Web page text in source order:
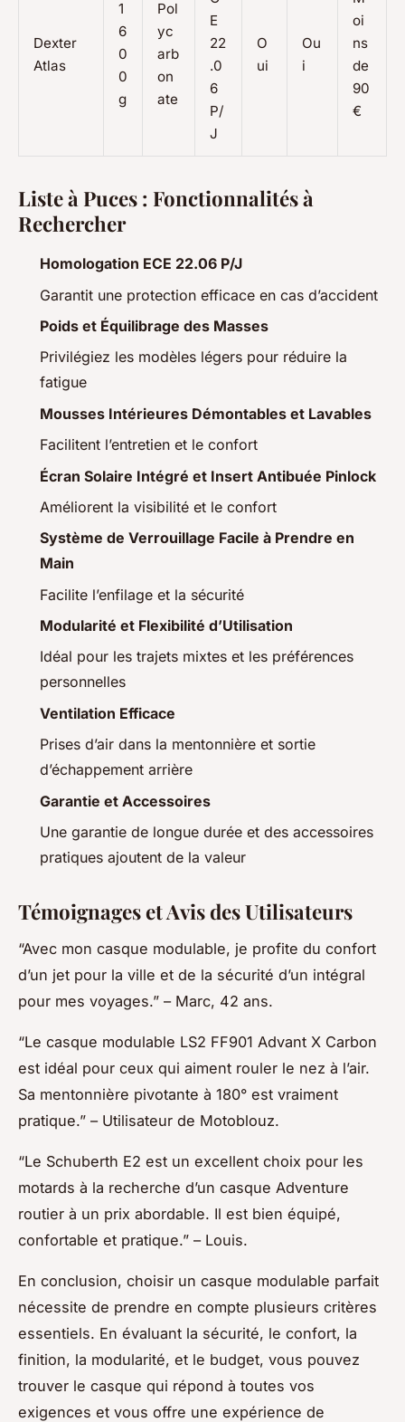
Dexter
Atlas
1
6
0
0
g
Pol
yc
arb
on
ate
E
22
.0
6
P/
J
O
ui
Ou
i
oi
ns
de
90
€
Liste à Puces : Fonctionnalités à
Rechercher
Homologation ECE 22.06 P/J
Garantit une protection efficace en cas d’accident
Poids et Équilibrage des Masses
Privilégiez les modèles légers pour réduire la
fatigue
Mousses Intérieures Démontables et Lavables
Facilitent l’entretien et le confort
Écran Solaire Intégré et Insert Antibuée Pinlock
Améliorent la visibilité et le confort
Système de Verrouillage Facile à Prendre en
Main
Facilite l’enfilage et la sécurité
Modularité et Flexibilité d’Utilisation
Idéal pour les trajets mixtes et les préférences
personnelles
Ventilation Efficace
Prises d’air dans la mentonnière et sortie
d’échappement arrière
Garantie et Accessoires
Une garantie de longue durée et des accessoires
pratiques ajoutent de la valeur
Témoignages et Avis des Utilisateurs
“Avec mon casque modulable, je profite du confort
d’un jet pour la ville et de la sécurité d’un intégral
pour mes voyages.” – Marc, 42 ans.
“Le casque modulable LS2 FF901 Advant X Carbon
est idéal pour ceux qui aiment rouler le nez à l’air.
Sa mentonnière pivotante à 180° est vraiment
pratique.” – Utilisateur de Motoblouz.
“Le Schuberth E2 est un excellent choix pour les
motards à la recherche d’un casque Adventure
routier à un prix abordable. Il est bien équipé,
confortable et pratique.” – Louis.
En conclusion, choisir un casque modulable parfait
nécessite de prendre en compte plusieurs critères
essentiels. En évaluant la sécurité, le confort, la
finition, la modularité, et le budget, vous pouvez
trouver le casque qui répond à toutes vos
exigences et vous offre une expérience de